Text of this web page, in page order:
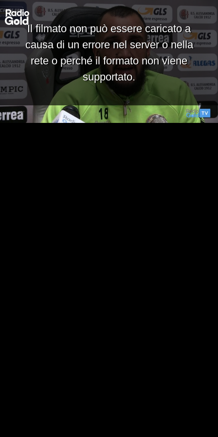
Il filmato non può essere caricato a
causa di un errore nel server o nella
rete o perché il formato non viene
supportato.